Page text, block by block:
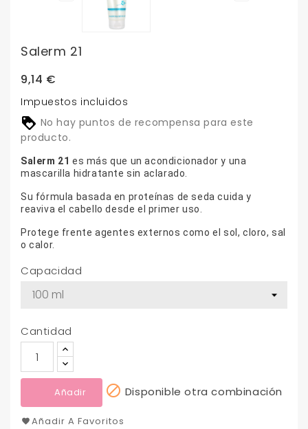
Salerm 21
9,14 €
Impuestos incluidos
No hay puntos de recompensa para este
producto.
Salerm 21 es más que un acondicionador y una
mascarilla hidratante sin aclarado.
Su fórmula basada en proteínas de seda cuida y
reaviva el cabello desde el primer uso.
Protege frente agentes externos como el sol, cloro, sal
o calor.
Capacidad
Cantidad
Añadir  Disponible otra combinación
Añadir A Favoritos